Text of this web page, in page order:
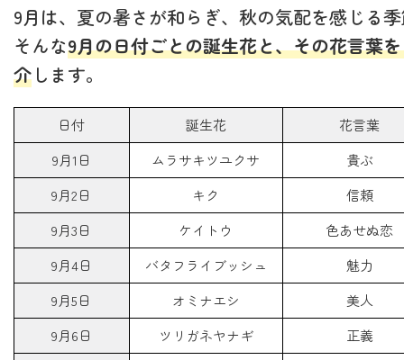
9月は、夏の暑さが和らぎ、秋の気配を感じる
そんな9月の日付ごとの誕生花と、その花言葉
介 します。
日付 誕生花
花言葉
9月1日
ムラサキツユクサ
貴ぶ
9月2日
キク
信頼
9月3日
ケイトウ
色あせぬ恋
9月4日
バタフライブッシュ
魅力
9月5日
オミナエシ
美人
9月6日
ツリガネヤナギ
正義